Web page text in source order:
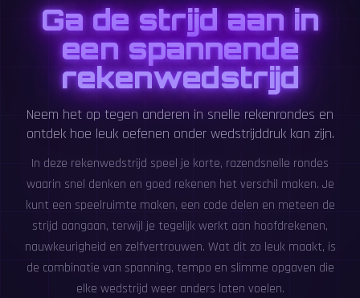
Ga de strijd aan in
een spannende
rekenwedstrijd
Neem het op tegen anderen in snelle rekenrondes en
ontdek hoe leuk oefenen onder wedstrijddruk kan zijn.
In deze rekenwedstrijd speel je korte, razendsnelle rondes
waarin snel denken en goed rekenen het verschil maken. Je
kunt een speelruimte maken, een code delen en meteen de
strijd aangaan, terwijl je tegelijk werkt aan hoofdrekenen,
nauwkeurigheid en zelfvertrouwen. Wat dit zo leuk maakt, is
de combinatie van spanning, tempo en slimme opgaven die
elke wedstrijd weer anders laten voelen.